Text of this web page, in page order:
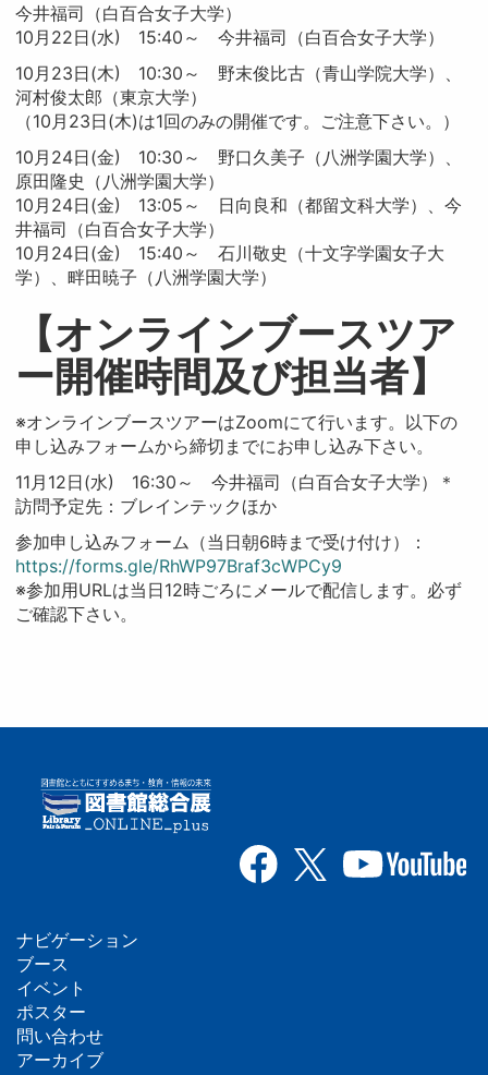
今井福司（白百合女子大学）
10月22日(水) 15:40～ 今井福司（白百合女子大学）
10月23日(木) 10:30～ 野末俊比古（青山学院大学）、
河村俊太郎（東京大学）
（10月23日(木)は1回のみの開催です。ご注意下さい。）
10月24日(金) 10:30～ 野口久美子（八洲学園大学）、
原田隆史（八洲学園大学）
10月24日(金) 13:05～ 日向良和（都留文科大学）、今
井福司（白百合女子大学）
10月24日(金) 15:40～ 石川敬史（十文字学園女子大
学）、畔田暁子（八洲学園大学）
【オンラインブースツア
ー開催時間及び担当者】
※オンラインブースツアーはZoomにて行います。以下の
申し込みフォームから締切までにお申し込み下さい。
11月12日(水) 16:30～ 今井福司（白百合女子大学）＊
訪問予定先：ブレインテックほか
参加申し込みフォーム（当日朝6時まで受け付け）：
https://forms.gle/RhWP97Braf3cWPCy9
※参加用URLは当日12時ごろにメールで配信します。必ず
ご確認下さい。
フ
ッ
タ
ナビゲーション
ブース
イベント
ポスター
問い合わせ
アーカイブ